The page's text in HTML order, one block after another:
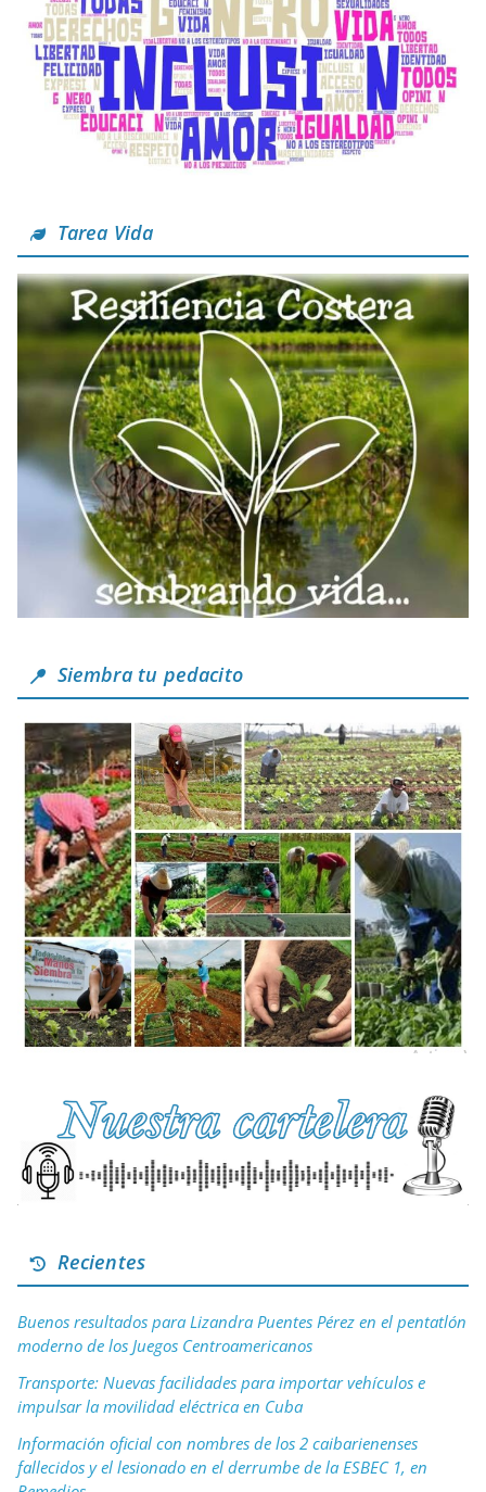
Tarea Vida
Siembra tu pedacito
Recientes
Buenos resultados para Lizandra Puentes Pérez en el pentatlón
moderno de los Juegos Centroamericanos
Transporte: Nuevas facilidades para importar vehículos e
impulsar la movilidad eléctrica en Cuba
Información oficial con nombres de los 2 caibarienenses
fallecidos y el lesionado en el derrumbe de la ESBEC 1, en